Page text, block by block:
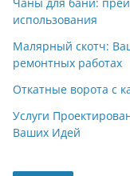
использования
Малярный скотч:
ремонтных работах
Откатные ворота с
Услуги
Ваших Идей